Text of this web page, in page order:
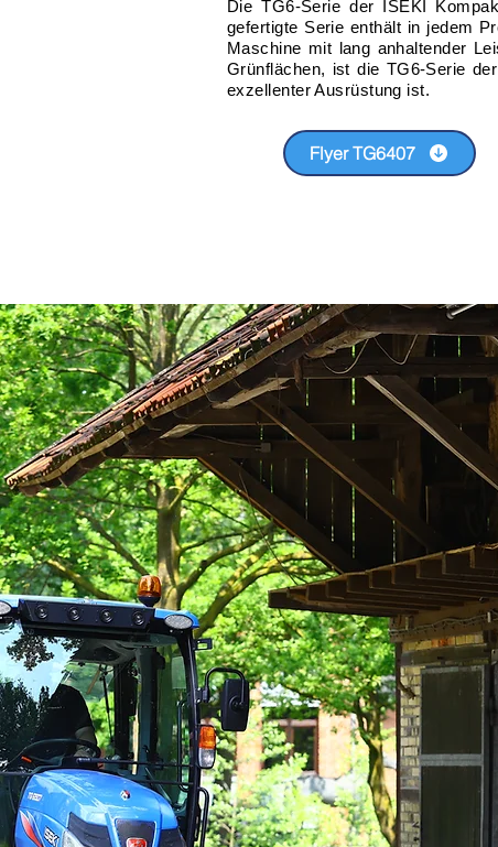
Die TG6-Serie der ISEKI
gefertigte Serie enthält in jedem
Maschine mit lang anhaltender
Grünflächen, ist die TG6-Serie
exzellenter Ausrüstung ist.
Flyer TG6407